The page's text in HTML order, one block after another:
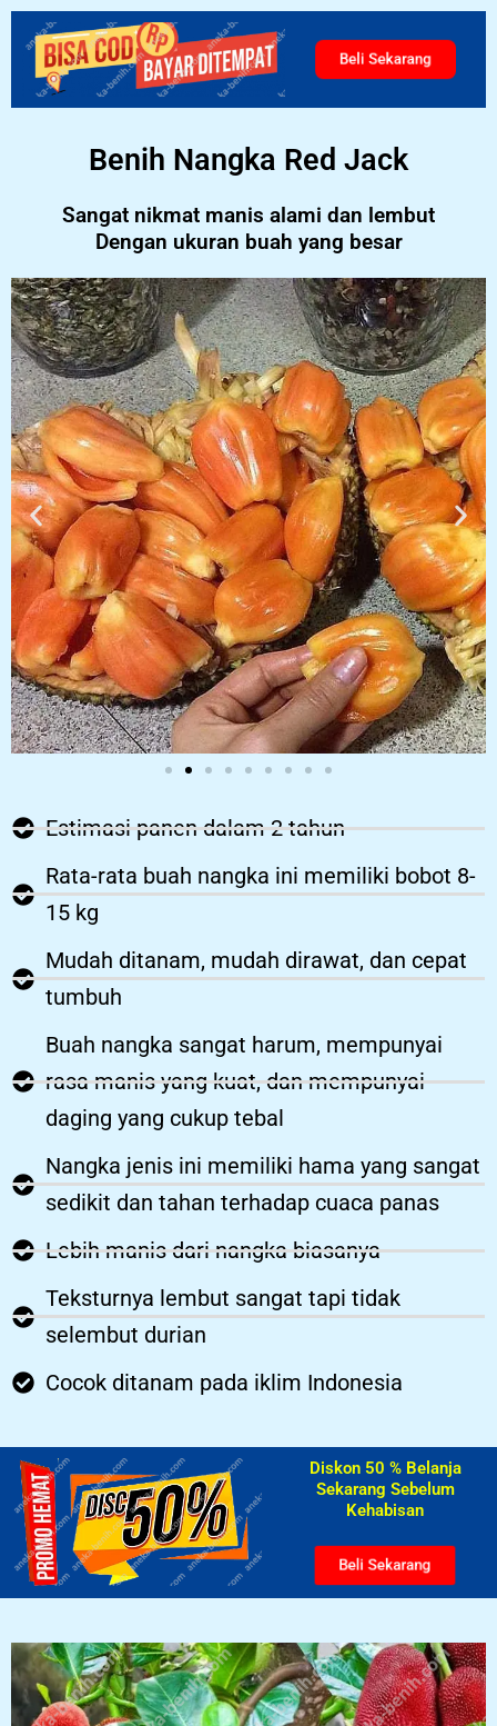
Beli Sekarang
Benih Nangka Red Jack
Sangat nikmat manis alami dan lembut
Dengan ukuran buah yang besar
Estimasi panen dalam 2 tahun
Rata-rata buah nangka ini memiliki bobot 8-
15 kg
Mudah ditanam, mudah dirawat, dan cepat
tumbuh
Buah nangka sangat harum, mempunyai
rasa manis yang kuat, dan mempunyai
daging yang cukup tebal
Nangka jenis ini memiliki hama yang sangat
sedikit dan tahan terhadap cuaca panas
Lebih manis dari nangka biasanya
Teksturnya lembut sangat tapi tidak
selembut durian
Cocok ditanam pada iklim Indonesia
Diskon 50 % Belanja
Sekarang Sebelum
Kehabisan​
Beli Sekarang